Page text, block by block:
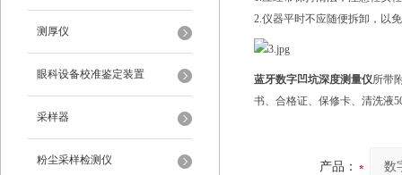
测厚仪
眼科设备校准鉴定装置
采样器
粉尘采样检测仪
2.仪器平时不应随便拆卸，以
蓝牙数字凹坑深度测量仪所带
书、合格证、保修卡、清洗液
产品：